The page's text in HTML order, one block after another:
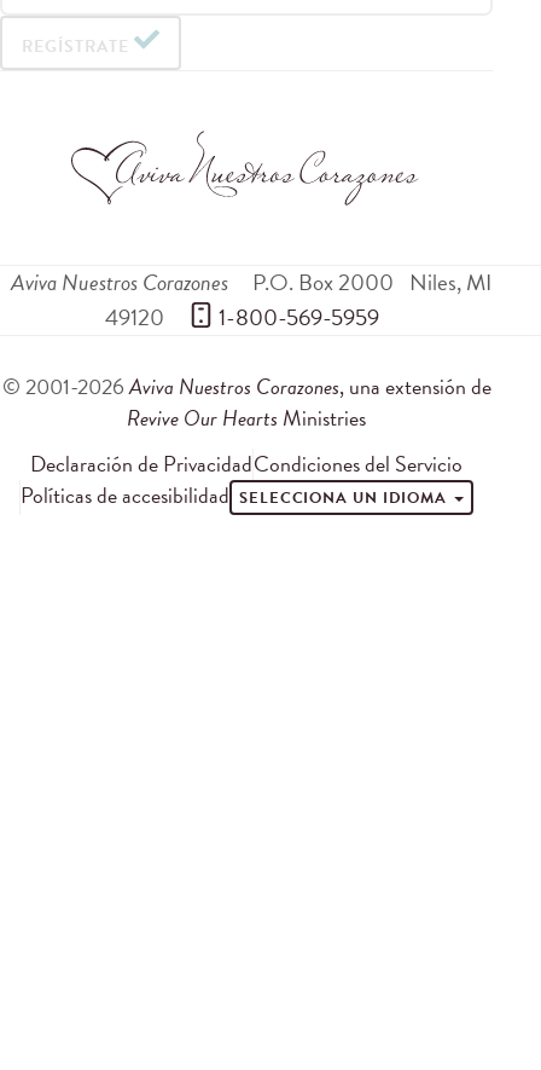
REGÍSTRATE
Aviva Nuestros Corazones P.O. Box 2000 Niles,MI
49120
1-800-569-5959
© 2001-2026Aviva Nuestros Corazones, una extensión de
Revive Our Hearts Ministries
Declaración de PrivacidadCondiciones del Servicio
Políticas de accesibilidad SELECCIONA UN IDIOMA